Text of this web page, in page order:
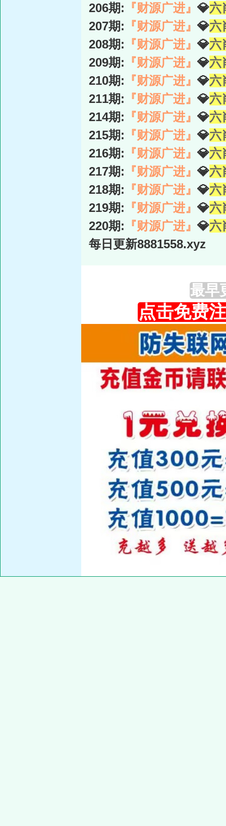
206期: 『财源广进』 💎六
207期: 『财源广进』 💎六
208期: 『财源广进』 💎六
209期: 『财源广进』 💎六
210期: 『财源广进』 💎六
211期: 『财源广进』 💎六
214期: 『财源广进』 💎六
215期: 『财源广进』 💎六
216期: 『财源广进』 💎六
217期: 『财源广进』 💎六
218期: 『财源广进』 💎六
219期: 『财源广进』 💎六
220期: 『财源广进』 💎六
每日更新8881558.xyz
最早
点击免费